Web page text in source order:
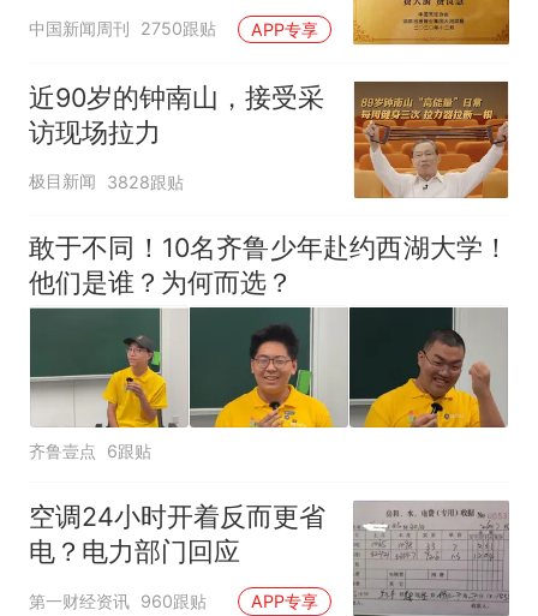
官方回应
中国新闻周刊 2750跟贴 APP专享
近90岁的钟南山，接受采
访现场拉力
极目新闻 3828跟贴
敢于不同！10名齐鲁少年赴约西湖大学！
他们是谁？为何而选？
齐鲁壹点 6跟贴
空调24小时开着反而更省
电？电力部门回应
第一财经资讯 960跟贴 APP专享